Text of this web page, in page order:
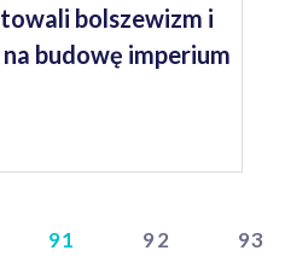
bolszewizm i
budowę imperium
91 92 93